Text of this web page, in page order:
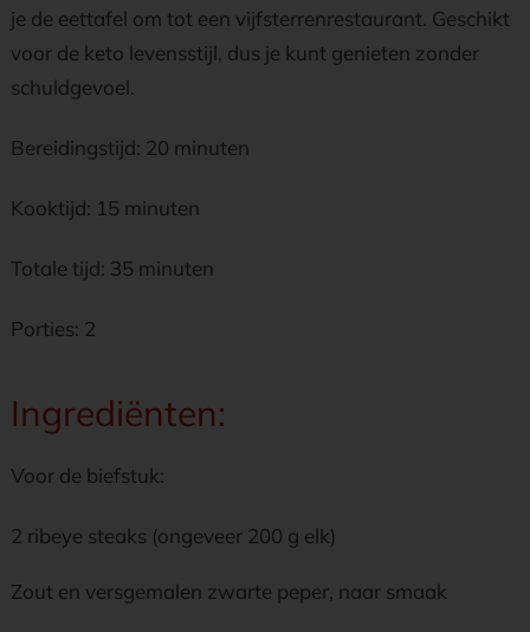
je de eettafel om tot een vijfsterrenrestaurant. Geschikt
voor de keto levensstijl, dus je kunt genieten zonder
schuldgevoel.
Bereidingstijd: 20 minuten
Kooktijd: 15 minuten
Totale tijd: 35 minuten
Porties: 2
Ingrediënten:
Voor de biefstuk:
2 ribeye steaks (ongeveer 200 g elk)
Zout en versgemalen zwarte peper, naar smaak